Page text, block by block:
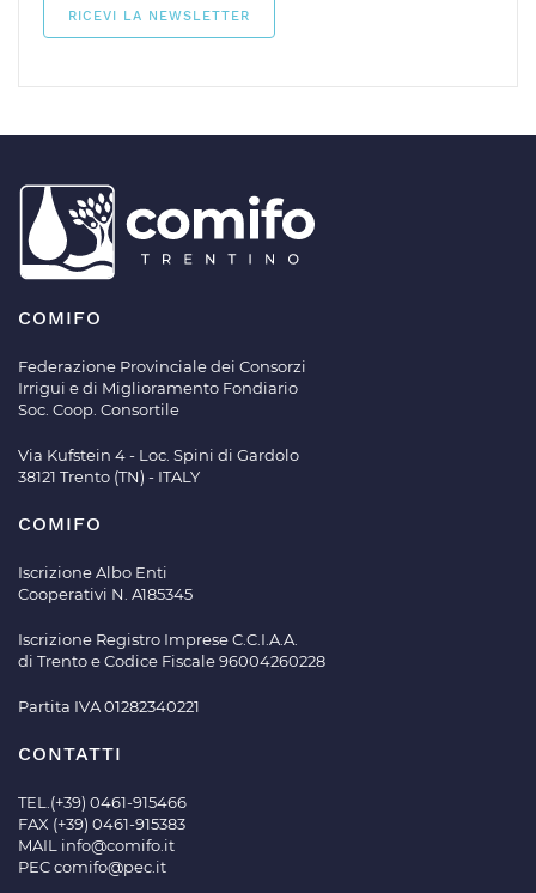
COMIFO
Federazione Provinciale dei Consorzi
Irrigui e di Miglioramento Fondiario
Soc. Coop. Consortile
Via Kufstein 4 - Loc. Spini di Gardolo
38121 Trento (TN) - ITALY
COMIFO
Iscrizione Albo Enti
Cooperativi N. A185345
Iscrizione Registro Imprese C.C.I.A.A.
di Trento e Codice Fiscale 96004260228
Partita IVA 01282340221
CONTATTI
TEL.(+39) 0461-915466
FAX (+39) 0461-915383
MAIL info@comifo.it
PECcomifo@pec.it